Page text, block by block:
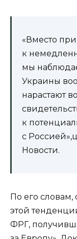
«Вместо
к
мы
Украины
нарастают
к
с
Новости.
По его
этой
ФРГ,